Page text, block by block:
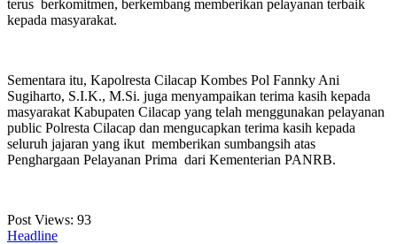
terus berkomitmen, berkembang memberikan pelayanan terbaik
kepada masyarakat.
Sementara itu, Kapolresta Cilacap Kombes Pol Fannky Ani
Sugiharto, S.I.K., M.Si. juga menyampaikan terima kasih kepada
masyarakat Kabupaten Cilacap yang telah menggunakan pelayanan
public Polresta Cilacap dan mengucapkan terima kasih kepada
seluruh jajaran yang ikut memberikan sumbangsih atas
Penghargaan Pelayanan Prima dari Kementerian PANRB.
Post Views: 93
Headline